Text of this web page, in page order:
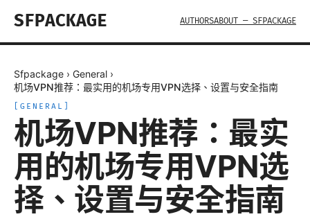
SFPACKAGE AUTHORSABOUT — SFPACKAGE
Sfpackage › General ›
机场VPN推荐：最实用的机场专用VPN选择、设置与安全指南
GENERAL
机场VPN推荐：最实
用的机场专用VPN选
择、设置与安全指南